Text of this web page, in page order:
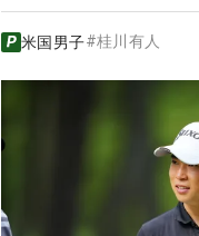
米国男子#桂川有人